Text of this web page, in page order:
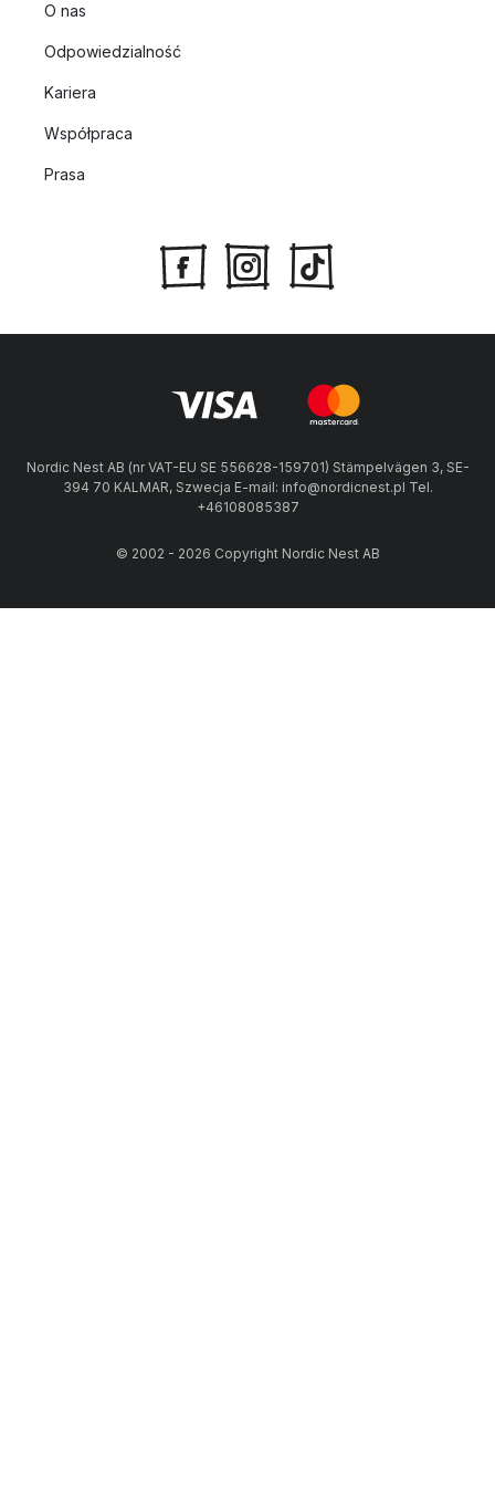
O nas
Odpowiedzialność
Kariera
Współpraca
Prasa
Nordic Nest AB (nr VAT-EU SE 556628-159701) Stämpelvägen 3, SE-
394 70 KALMAR, Szwecja E-mail: info@nordicnest.pl Tel.
+46108085387
© 2002 - 2026 Copyright Nordic Nest AB